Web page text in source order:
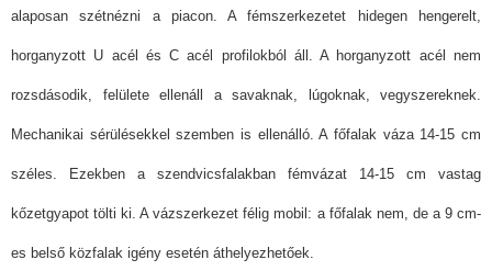
alaposan szétnézni a piacon.A fémszerkezetet hidegen hengerelt,
horganyzott U acél és C acél profilokból áll. A horganyzott acél nem
rozsdásodik, felülete ellenáll a savaknak, lúgoknak, vegyszereknek.
Mechanikai sérülésekkel szemben is ellenálló. A főfalak váza 14-15 cm
széles. Ezekben a szendvicsfalakban fémvázat 14-15 cm vastag
kőzetgyapot tölti ki. A vázszerkezet félig mobil: a főfalak nem, de a 9 cm-
es belső közfalak igény esetén áthelyezhetőek.